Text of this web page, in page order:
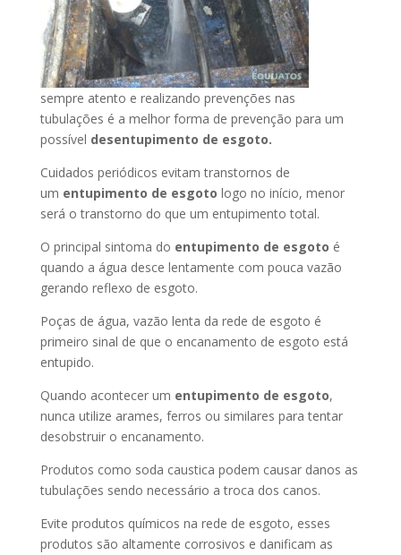
sempre atento e realizando prevenções nas
tubulações é a melhor forma de prevenção para um
possível desentupimento de esgoto.
Cuidados periódicos evitam transtornos de
um entupimento de esgoto logo no início, menor
será o transtorno do que um entupimento total.
O principal sintoma do entupimento de esgoto é
quando a água desce lentamente com pouca vazão
gerando reflexo de esgoto.
Poças de água, vazão lenta da rede de esgoto é
primeiro sinal de que o encanamento de esgoto está
entupido.
Quando acontecer um entupimento de esgoto,
nunca utilize arames, ferros ou similares para tentar
desobstruir o encanamento.
Produtos como soda caustica podem causar danos as
tubulações sendo necessário a troca dos canos.
Evite produtos químicos na rede de esgoto, esses
produtos são altamente corrosivos e danificam as